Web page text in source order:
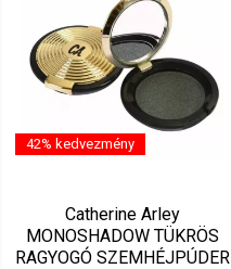
42% kedvezmény
Catherine Arley
MONOSHADOW TÜKRÖS
RAGYOGÓ SZEMHÉJPÚDER